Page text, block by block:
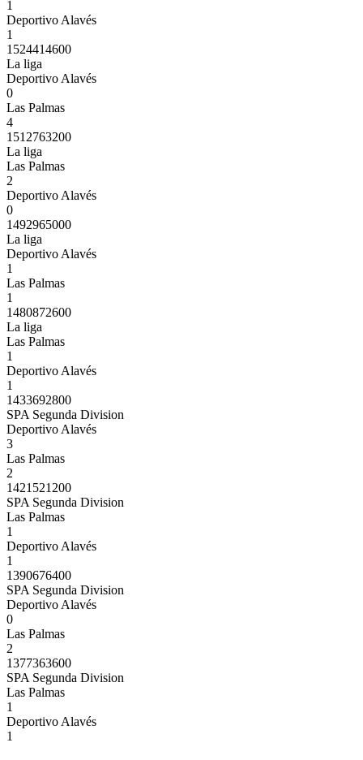
1
Deportivo Alavés
1
1524414600
La liga
Deportivo Alavés
0
Las Palmas
4
1512763200
La liga
Las Palmas
2
Deportivo Alavés
0
1492965000
La liga
Deportivo Alavés
1
Las Palmas
1
1480872600
La liga
Las Palmas
1
Deportivo Alavés
1
1433692800
SPA Segunda Division
Deportivo Alavés
3
Las Palmas
2
1421521200
SPA Segunda Division
Las Palmas
1
Deportivo Alavés
1
1390676400
SPA Segunda Division
Deportivo Alavés
0
Las Palmas
2
1377363600
SPA Segunda Division
Las Palmas
1
Deportivo Alavés
1